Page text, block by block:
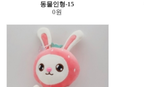
동물인형-15
0원